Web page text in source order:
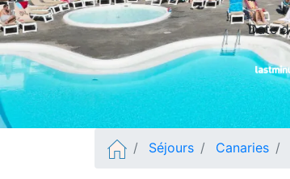
Date
Séjours Canaries